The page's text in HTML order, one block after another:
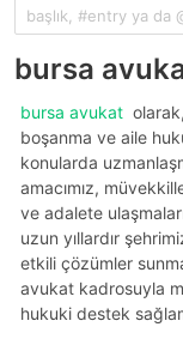
bursa
bursa avukat
boşanma ve aile
konularda
amacımız,
ve adalete
uzun yıllardır
etkili çözümler
avukat kadrosuyla
hukuki destek